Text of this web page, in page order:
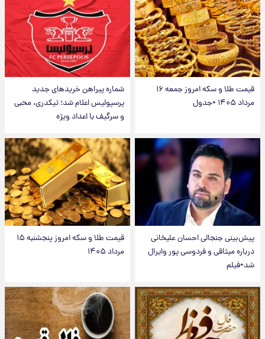
قیمت طلا و سکه امروز جمعه ۱۶
مرداد ۱۴۰۵ +جدول
شماره پیراهن خریدهای جدید
پرسپولیس اعلام شد؛ تیکدری، محبی
و سرگیف با اعداد ویژه
پیش‌بینی جنجالی احسان علیخانی
درباره میثاقی و فردوسی پور وایرال
شد+فیلم
قیمت طلا و سکه امروز پنجشنبه ۱۵
مرداد ۱۴۰۵